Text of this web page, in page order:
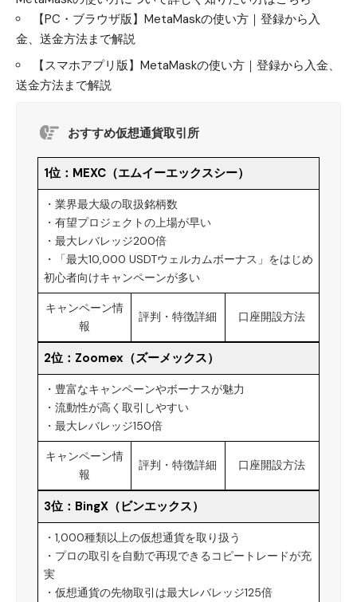
【PC・ブラウザ版】MetaMaskの使い方｜登録から入
金、送金方法まで解説
【スマホアプリ版】MetaMaskの使い方｜登録から入金、
送金方法まで解説
おすすめ仮想通貨取引所
1位： MEXC（エムイーエックスシー）
・業界最大級の取扱銘柄数
・有望プロジェクトの上場が早い
・最大レバレッジ200倍
・「最大10,000 USDTウェルカムボーナス」をはじめ
初心者向けキャンペーンが多い
キャンペーン情
報
評判・特徴詳細 口座開設方法
2位： Zoomex（ズーメックス）
・豊富なキャンペーンやボーナスが魅力
・流動性が高く取引しやすい
・最大レバレッジ150倍
キャンペーン情
報
評判・特徴詳細 口座開設方法
3位： BingX（ビンエックス）
・1,000種類以上の仮想通貨を取り扱う
・プロの取引を自動で再現できるコピートレードが充
実
・仮想通貨の先物取引は最大レバレッジ125倍